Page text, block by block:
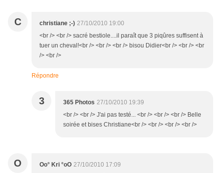
C christiane ;-) 27/10/2010 19:00
<br /> <br /> sacré bestiole....il paraît que 3 piqûres suffisent à
tuer un cheval!<br /> <br /> <br /> bisou Didier<br /> <br /> <br
/> <br />
Répondre
3 365 Photos 27/10/2010 19:39
<br /> <br /> J'ai pas testé... <br /> <br /> <br /> Belle
soirée et bises Christiane<br /> <br /> <br /> <br />
O Oo° Kri °oO 27/10/2010 17:09